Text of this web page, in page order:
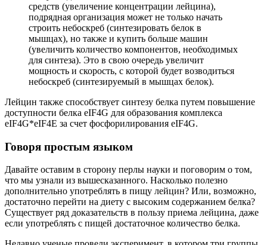
средств (увеличение концентрации лейцина),
подрядная организация может не только начать
строить небоскреб (синтезировать белок в
мышцах), но также и купить больше машин
(увеличить количество компонентов, необходимых
для синтеза). Это в свою очередь увеличит
мощность и скорость, с которой будет возводиться
небоскреб (синтезируемый в мышцах белок).
Лейцин также способствует синтезу белка путем повышение
доступности белка eIF4G для образования комплекса
eIF4G*eIF4E за счет фосфорилирования eIF4G.
Говоря простым языком
Давайте оставим в сторону перлы науки и поговорим о том,
что мы узнали из вышесказанного. Насколько полезно
дополнительно употреблять в пищу лейцин? Или, возможно,
достаточно перейти на диету с высоким содержанием белка?
Существует ряд доказательств в пользу приема лейцина, даже
если употреблять с пищей достаточное количество белка.